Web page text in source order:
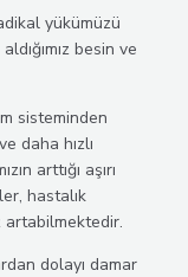
yükümüzü
besin ve
sisteminden
daha hızlı
arttığı aşırı
hastalık
artabilmektedir.
dolayı damar